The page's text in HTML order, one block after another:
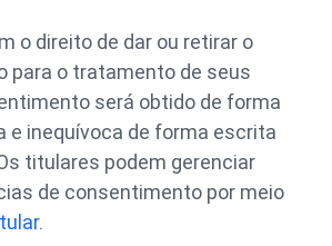
o direito de dar ou retirar o
para o tratamento de seus
será obtido de forma
e inequívoca de forma escrita
titulares podem gerenciar
de consentimento por meio
.